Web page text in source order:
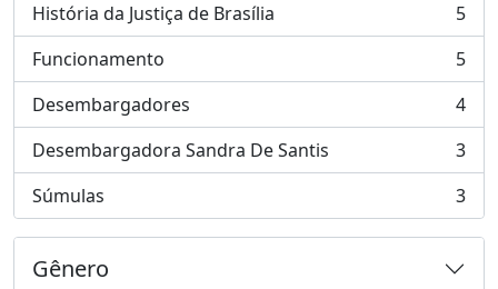
História da Justiça de Brasília
, 5 resultados
5
Funcionamento
, 5 resultados
5
Desembargadores
, 4 resultados
4
Desembargadora Sandra De Santis
, 3 resultados
3
Súmulas
, 3 resultados 3
Gênero